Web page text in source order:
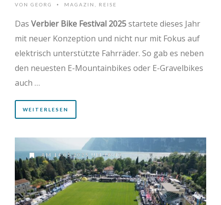
VON GEORG • MAGAZIN REISE
Das Verbier Bike Festival 2025startete dieses Jahr
mit neuer Konzeption und nicht nur mit Fokus auf
elektrisch unterstützte Fahrräder. So gab es neben
den neuesten E-Mountainbikes oder E-Gravelbikes
auch …
WEITERLESEN
AM 14.05.2025 UM 18:40